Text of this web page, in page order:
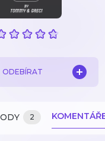
ODEBÍRAT
2